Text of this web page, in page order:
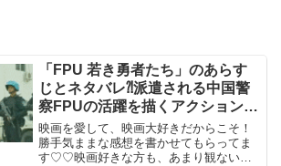
「FPU 若き勇者たち」のあらす
じとネタバレ⁈派遣される中国警
察FPUの活躍を描くアクション
作。
映画を愛して、映画大好きだからこそ！
勝手気ままな感想を書かせてもらってま
す♡♡映画好きな方も、あまり観ない方